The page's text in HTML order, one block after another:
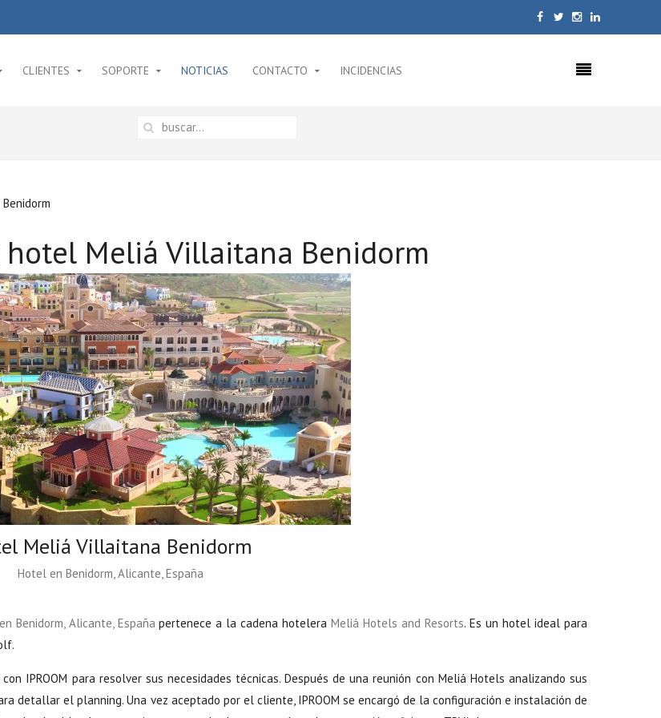
CLIENTES SOPORTE NOTICIAS CONTACTO INCIDENCIAS
Meliá Villaitana Benidorm
Meliá Villaitana Benidorm
Hotel en Benidorm, Alicante, España
Benidorm, Alicante, España pertenece a la cadena hoteleraMeliá Hotels and Resorts. Es un hotel ideal para
IPROOM para resolver sus necesidades técnicas. Después de una reunión con Meliá Hotels analizando sus
detallar el planning. Una vez aceptado por el cliente, IPROOM se encargó de la configuración e instalación de